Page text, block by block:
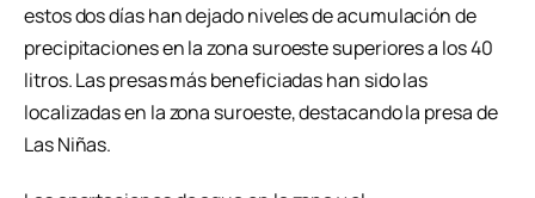
estos dos días han dejado niveles de acumulación de
precipitaciones en la zona suroeste superiores a los 40
litros. Las presas más beneficiadas han sido las
localizadas en la zona suroeste, destacando la presa de
Las Niñas.